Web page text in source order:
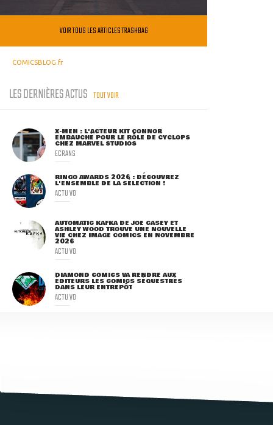
VOIR TOUS LES ARTICLES TRASHBAG
COMICSBLOG.fr
LES DERNIÈRES ACTUS TOUT VOIR
X-MEN : L'ACTEUR KIT CONNOR
EMBAUCHÉ POUR LE RÔLE DE CYCLOPS
CHEZ MARVEL STUDIOS
ECRANS
RINGO AWARDS 2026 : DÉCOUVREZ
L'ENSEMBLE DE LA SÉLECTION !
ACTU VO
AUTOMATIC KAFKA DE JOE CASEY ET
ASHLEY WOOD TROUVE UNE NOUVELLE
VIE CHEZ IMAGE COMICS EN NOVEMBRE
2026
ACTU VO
DIAMOND COMICS VA RENDRE AUX
ÉDITEURS LES COMICS SÉQUESTRÉS
DANS LEUR ENTREPÔT
ACTU VO